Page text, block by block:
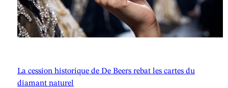
La cession historique de De Beers rebat les cartes du
diamant naturel